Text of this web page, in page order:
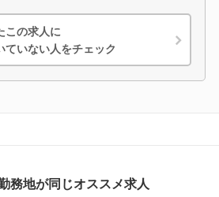
この求人に
ていない人をチェック
務地が同じオススメ求人